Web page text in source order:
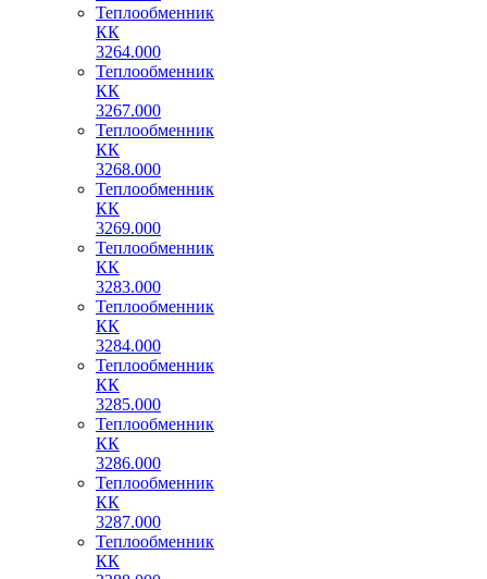
Теплообменник
КК
3264.000
Теплообменник
КК
3267.000
Теплообменник
КК
3268.000
Теплообменник
КК
3269.000
Теплообменник
КК
3283.000
Теплообменник
КК
3284.000
Теплообменник
КК
3285.000
Теплообменник
КК
3286.000
Теплообменник
КК
3287.000
Теплообменник
КК